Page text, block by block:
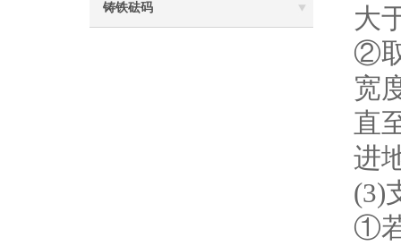
铸铁砝码
大
②
宽
直
进
(3)
①